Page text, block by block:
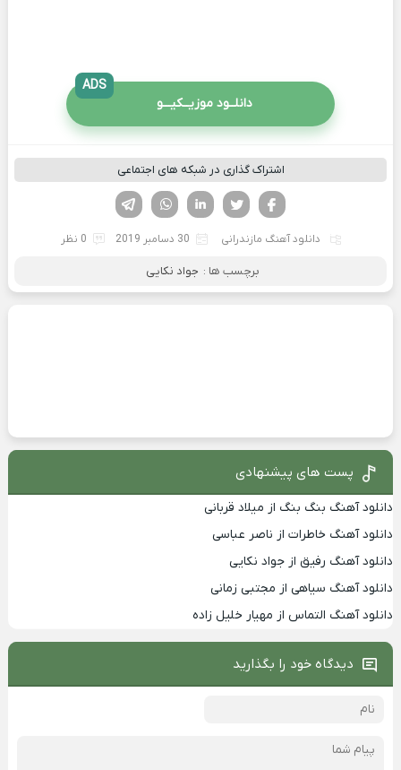
دانلــود موزیــکیـــو
ADS
اشتراک گذاری در شبکه های اجتماعی
لینکدین تویتر
فیسوک
دانلود آهنگ مازندرانی 30 دسامبر 2019 0 نظر
برچسب ها : جواد نکایی
پست های پیشنهادی
دانلود آهنگ بنگ بنگ از میلاد قربانی
دانلود آهنگ خاطرات از ناصر عباسی
دانلود آهنگ رفیق از جواد نکایی
دانلود آهنگ سیاهی از مجتبی زمانی
دانلود آهنگ التماس از مهیار خلیل زاده
دیدگاه خود را بگذارید